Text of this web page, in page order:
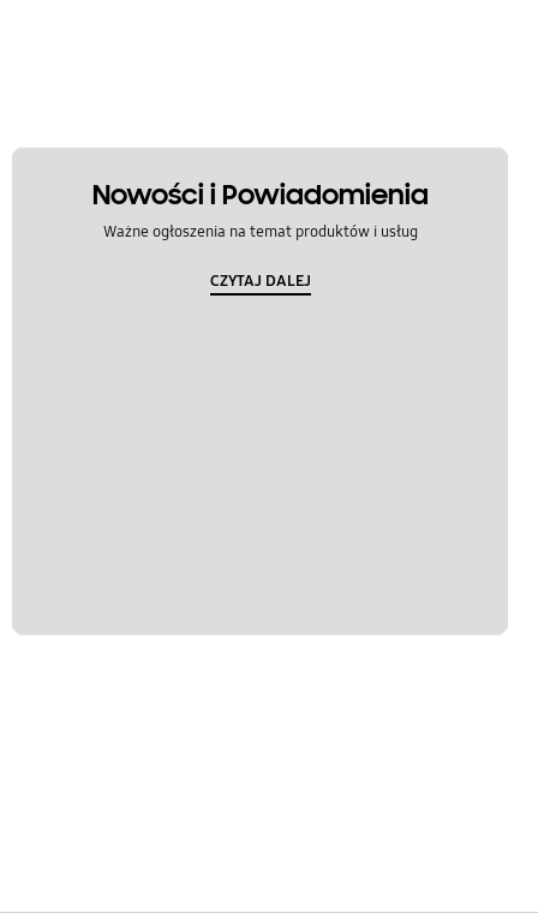
Nowości i Powiadomienia
Ważne ogłoszenia na temat produktów i usług
CZYTAJ DALEJ